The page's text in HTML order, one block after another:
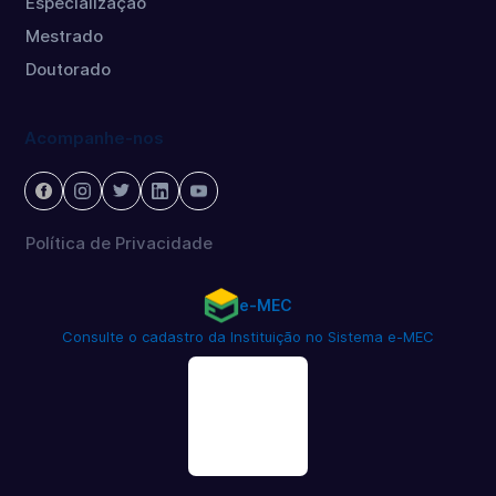
Mestrado
Doutorado
Acompanhe-nos
Política de Privacidade
e-MEC
Consulte o cadastro da Instituição no Sistema e-MEC